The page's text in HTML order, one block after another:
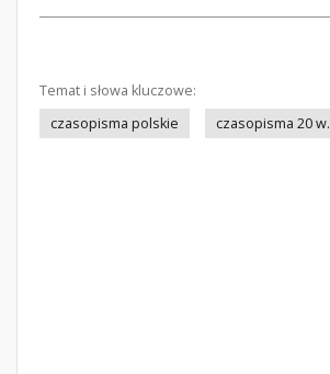
Temat i słowa kluczowe:
czasopisma polskie
czasopisma 20 w.